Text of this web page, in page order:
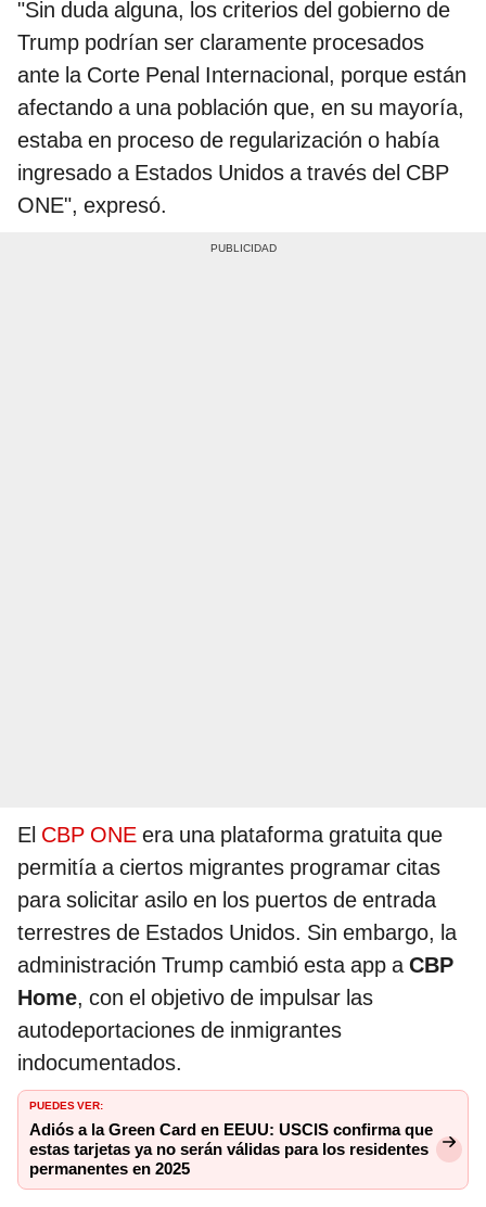
"Sin duda alguna, los criterios del gobierno de
Trump podrían ser claramente procesados
ante la Corte Penal Internacional, porque están
afectando a una población que, en su mayoría,
estaba en proceso de regularización o había
ingresado a Estados Unidos a través del CBP
ONE", expresó.
El CBP ONE era una plataforma gratuita que
permitía a ciertos migrantes programar citas
para solicitar asilo en los puertos de entrada
terrestres de Estados Unidos. Sin embargo, la
administración Trump cambió esta app aCBP
Home, con el objetivo de impulsar las
autodeportaciones de inmigrantes
indocumentados.
PUEDES VER:
Adiós a la Green Card en EEUU: USCIS confirma que
estas tarjetas ya no serán válidas para los residentes
permanentes en 2025